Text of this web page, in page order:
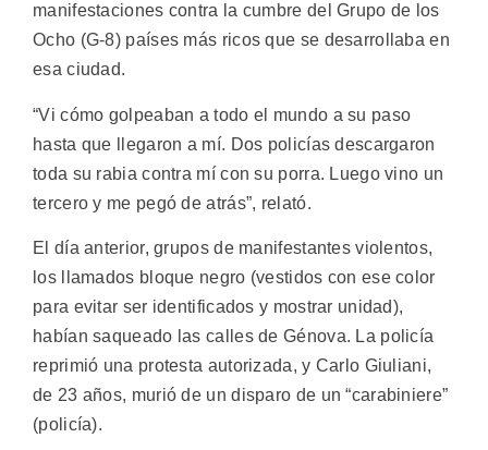
manifestaciones contra la cumbre del Grupo de los
Ocho (G-8) países más ricos que se desarrollaba en
esa ciudad.
“Vi cómo golpeaban a todo el mundo a su paso
hasta que llegaron a mí. Dos policías descargaron
toda su rabia contra mí con su porra. Luego vino un
tercero y me pegó de atrás”, relató.
El día anterior, grupos de manifestantes violentos,
los llamados bloque negro (vestidos con ese color
para evitar ser identificados y mostrar unidad),
habían saqueado las calles de Génova. La policía
reprimió una protesta autorizada, y Carlo Giuliani,
de 23 años, murió de un disparo de un “carabiniere”
(policía).